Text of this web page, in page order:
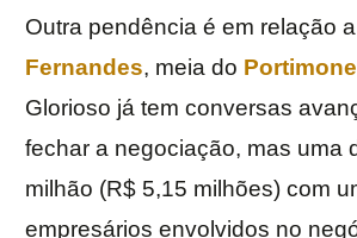
Outra pendência é em relação a
Fernandes, meia do
Glorioso já tem conversas
fechar a negociação, mas uma
milhão (R$ 5,15 milhões) com
empresários envolvidos no